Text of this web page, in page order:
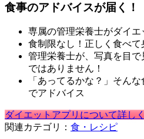
食事のアドバイスが届く！
専属の管理栄養士がダイエ
食制限なし！正しく食べ
管理栄養士が、写真を目
ではありません！
「あってるかな？」そん
でアドバイス
ダイエットアプリについて詳し
関連カテゴリ： 食・レシピ